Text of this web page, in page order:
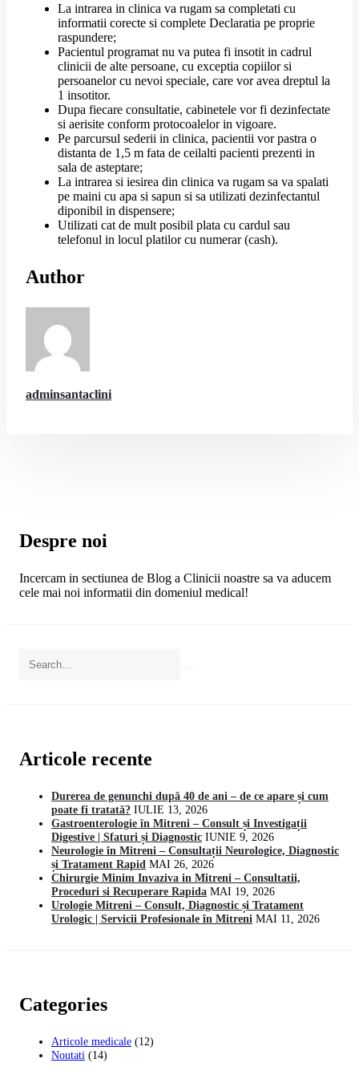
La intrarea in clinica va rugam sa completati cu
informatii corecte si complete Declaratia pe proprie
raspundere;
Pacientul programat nu va putea fi insotit in cadrul
clinicii de alte persoane, cu exceptia copiilor si
persoanelor cu nevoi speciale, care vor avea dreptul la
1 insotitor.
Dupa fiecare consultatie, cabinetele vor fi dezinfectate
si aerisite conform protocoalelor in vigoare.
Pe parcursul sederii in clinica, pacientii vor pastra o
distanta de 1,5 m fata de ceilalti pacienti prezenti in
sala de asteptare;
La intrarea si iesirea din clinica va rugam sa va spalati
pe maini cu apa si sapun si sa utilizati dezinfectantul
diponibil in dispensere;
Utilizati cat de mult posibil plata cu cardul sau
telefonul in locul platilor cu numerar (cash).
Author
adminsantaclini
Despre noi
Incercam in sectiunea de Blog a Clinicii noastre sa va aducem
cele mai noi informatii din domeniul medical!
Articole recente
Durerea de genunchi după 40 de ani – de ce apare și cum
poate fi tratată? IULIE 13, 2026
Gastroenterologie în Mitreni – Consult și Investigații
Digestive | Sfaturi și Diagnostic IUNIE 9, 2026
Neurologie în Mitreni – Consultații Neurologice, Diagnostic
și Tratament Rapid MAI 26, 2026
Chirurgie Minim Invaziva in Mitreni – Consultatii,
Proceduri si Recuperare Rapida MAI 19, 2026
Urologie Mitreni – Consult, Diagnostic și Tratament
Urologic | Servicii Profesionale în Mitreni MAI 11, 2026
Categories
Articole medicale (12)
Noutati (14)